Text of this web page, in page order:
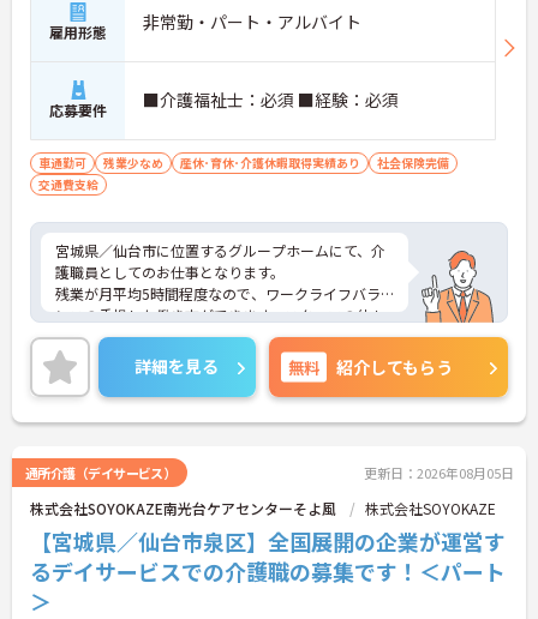
雇用形態 非常勤・パート・アルバイト
応募要件 ■介護福祉士：必須 ■経験：必須
車通勤可 残業少なめ 産休･育休･介護休暇取得実績あり
社会保険完備
交通費支給
宮城県／仙台市に位置するグループホームにて、介
護職員としてのお仕事となります。
残業が月平均5時間程度なので、ワークライフバラ
ンスの重視した働き方ができます。スタッフの仲も
良く、アットホームな雰囲気が自慢です。ご興味あ
る方には、面接対策ポイントなど、詳細をお話しい
たしますのでお気軽にご相談ください。
詳細を見る 無料 紹介してもらう
通所介護（デイサービス） 更新日：2026年08月05日
株式会社SOYOKAZE南光台ケアセンターそよ風 株式会社SOYOKAZE
【宮城県／仙台市泉区】全国展開の企業が運営す
るデイサービスでの介護職の募集です！＜パート
＞